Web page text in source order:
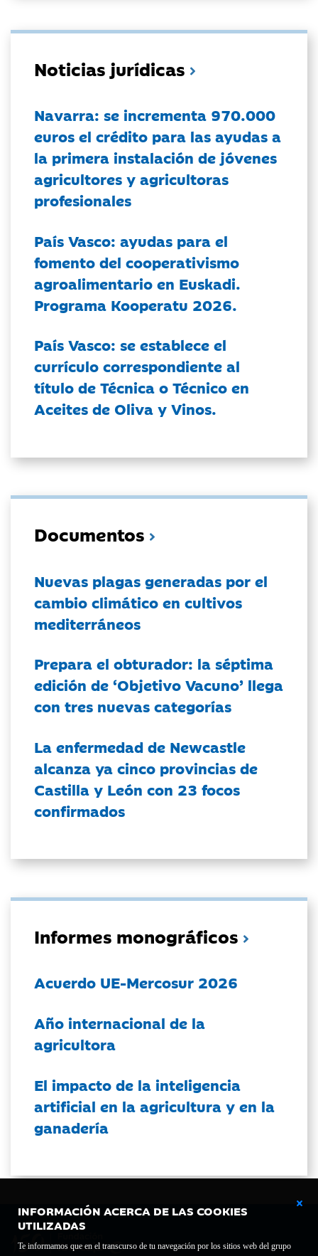
INFORMACIÓN ACERCA DE LAS COOKIES
UTILIZADAS
Te informamos que en el transcurso de tu navegación por los sitios web del grupo
Noticias jurídicas
Navarra: se incrementa 970.000
euros el crédito para las ayudas a
la primera instalación de jóvenes
agricultores y agricultoras
profesionales
País Vasco: ayudas para el
fomento del cooperativismo
agroalimentario en Euskadi.
Programa Kooperatu 2026.
País Vasco: se establece el
currículo correspondiente al
título de Técnica o Técnico en
Aceites de Oliva y Vinos.
Documentos
Nuevas plagas generadas por el
cambio climático en cultivos
mediterráneos
Prepara el obturador: la séptima
edición de ‘Objetivo Vacuno’ llega
con tres nuevas categorías
La enfermedad de Newcastle
alcanza ya cinco provincias de
Castilla y León con 23 focos
confirmados
Informes monográficos
Acuerdo UE-Mercosur 2026
Año internacional de la
agricultora
El impacto de la inteligencia
artificial en la agricultura y en la
ganadería